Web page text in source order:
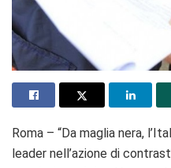
Roma – “Da maglia nera,
leader nell’azione di